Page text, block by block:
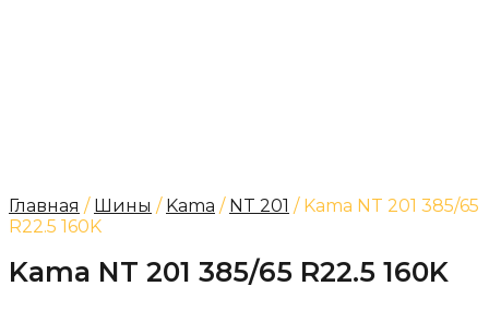
Главная / Шины / Kama / NT 201 / Kama NT 201 385/65
R22.5 160K
Kama NT 201 385/65 R22.5 160K